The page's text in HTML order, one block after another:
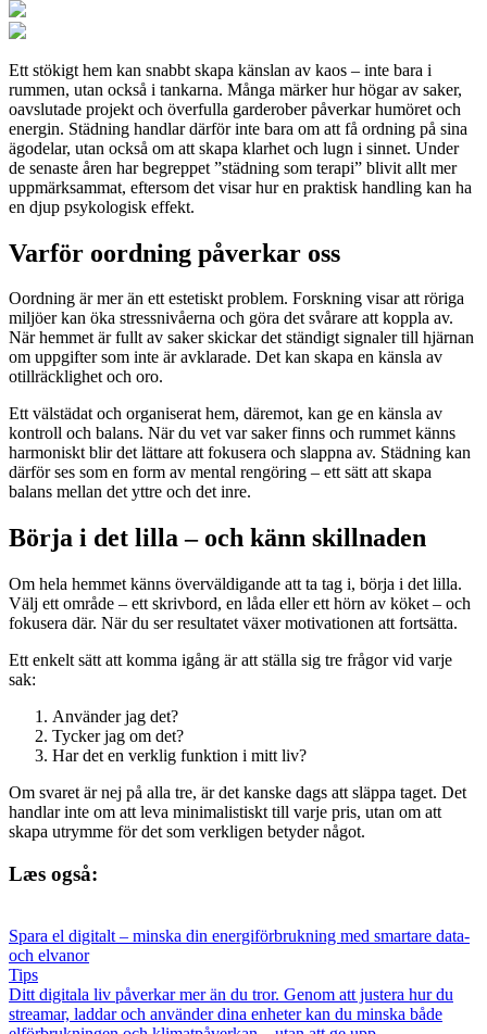
Ett stökigt hem kan snabbt skapa känslan av kaos – inte bara i
rummen, utan också i tankarna. Många märker hur högar av saker,
oavslutade projekt och överfulla garderober påverkar humöret och
energin. Städning handlar därför inte bara om att få ordning på sina
ägodelar, utan också om att skapa klarhet och lugn i sinnet. Under
de senaste åren har begreppet ”städning som terapi” blivit allt mer
uppmärksammat, eftersom det visar hur en praktisk handling kan ha
en djup psykologisk effekt.
Varför oordning påverkar oss
Oordning är mer än ett estetiskt problem. Forskning visar att röriga
miljöer kan öka stressnivåerna och göra det svårare att koppla av.
När hemmet är fullt av saker skickar det ständigt signaler till hjärnan
om uppgifter som inte är avklarade. Det kan skapa en känsla av
otillräcklighet och oro.
Ett välstädat och organiserat hem, däremot, kan ge en känsla av
kontroll och balans. När du vet var saker finns och rummet känns
harmoniskt blir det lättare att fokusera och slappna av. Städning kan
därför ses som en form av mental rengöring – ett sätt att skapa
balans mellan det yttre och det inre.
Börja i det lilla – och känn skillnaden
Om hela hemmet känns överväldigande att ta tag i, börja i det lilla.
Välj ett område – ett skrivbord, en låda eller ett hörn av köket – och
fokusera där. När du ser resultatet växer motivationen att fortsätta.
Ett enkelt sätt att komma igång är att ställa sig tre frågor vid varje
sak:
Använder jag det?
Tycker jag om det?
Har det en verklig funktion i mitt liv?
Om svaret är nej på alla tre, är det kanske dags att släppa taget. Det
handlar inte om att leva minimalistiskt till varje pris, utan om att
skapa utrymme för det som verkligen betyder något.
Læs også:
Spara el digitalt – minska din energiförbrukning med smartare data-
och elvanor
Tips
Ditt digitala liv påverkar mer än du tror. Genom att justera hur du
streamar, laddar och använder dina enheter kan du minska både